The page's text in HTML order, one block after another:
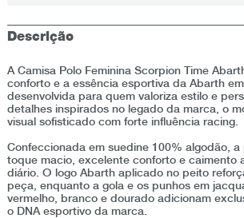
Descrição
A Camisa Polo Feminina Scorpion Time
conforto e a essência esportiva da Abarth
desenvolvida para quem valoriza estilo e
detalhes inspirados no legado da marca, o
visual sofisticado com forte influência racing.
Confeccionada em suedine 100% algodão,
toque macio, excelente conforto e caimento
diário. O logo Abarth aplicado no peito
peça, enquanto a gola e os punhos em
vermelho, branco e dourado adicionam
o DNA esportivo da marca.